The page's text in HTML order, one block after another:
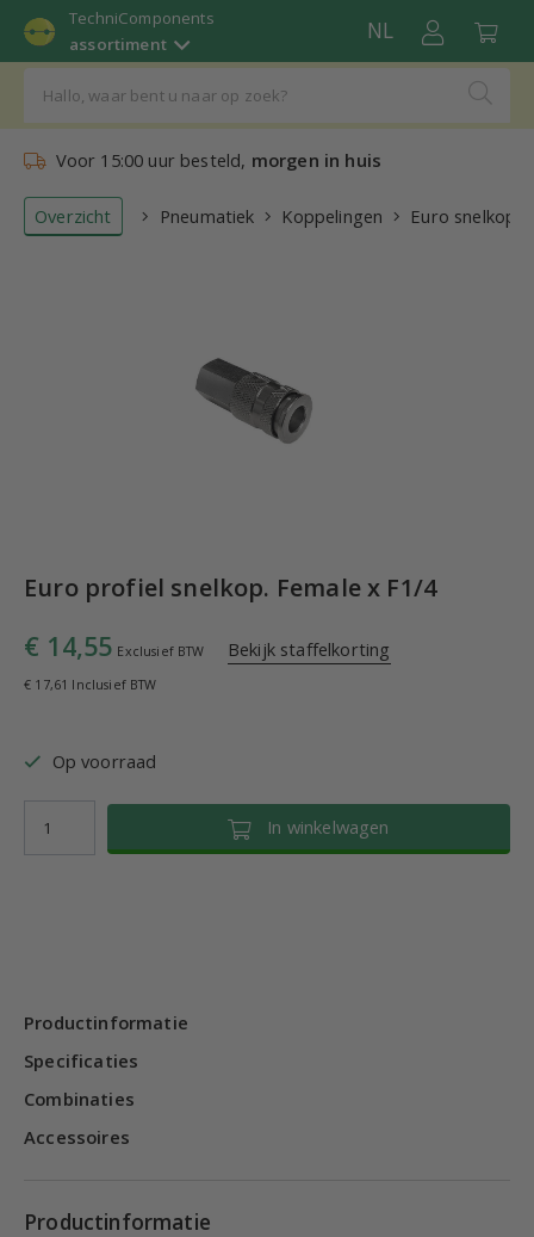
TechniComponents
assortiment
NL
Voor 15:00 uur besteld, morgen in huis
Overzicht Pneumatiek Koppelingen Euro
Euro profiel snelkop. Female x F1/4
€ 14,55 Exclusief BTW Bekijk staffelkorting
€ 17,61 Inclusief BTW
Op voorraad
In winkelwagen
Productinformatie
Specificaties
Combinaties
Accessoires
Productinformatie